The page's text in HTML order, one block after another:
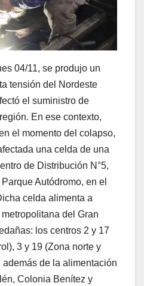
04/11, se produjo un
tensión del Nordeste
el suministro de
En ese contexto,
el momento del colapso,
una celda de una
de Distribución N°5,
Autódromo, en el
celda alimenta a
del Gran
los centros 2 y 17
3 y 19 (Zona norte y
de la alimentación
Colonia Benítez y